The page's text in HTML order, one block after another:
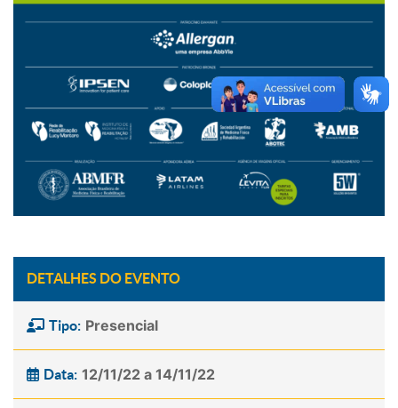
DETALHES DO EVENTO
Tipo: Presencial
Data: 12/11/22 a 14/11/22